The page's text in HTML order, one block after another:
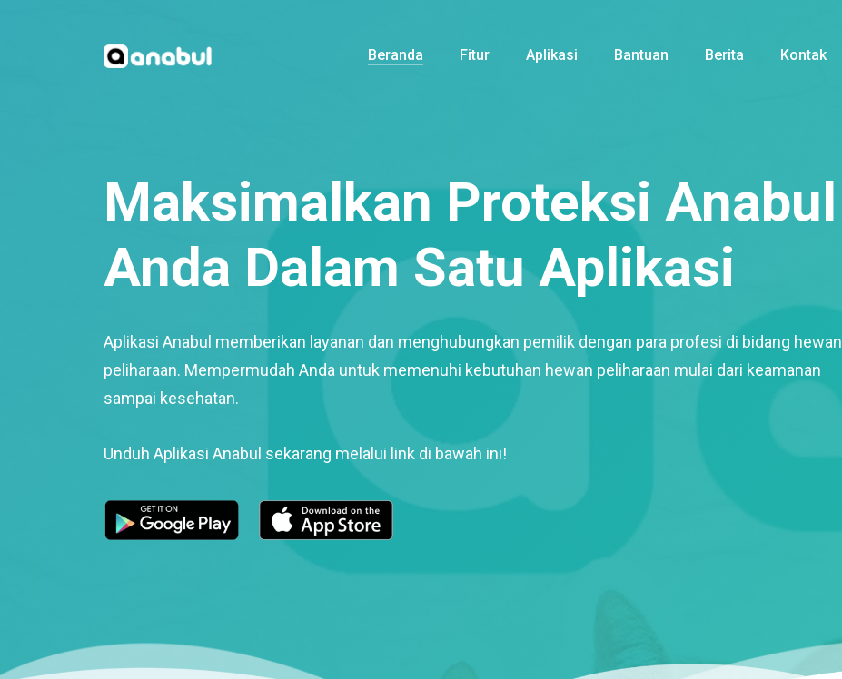
Beranda Fitur Aplikasi Bantuan Berita Kontak
Maksimalkan Proteksi Anabul
Anda Dalam Satu Aplikasi
Aplikasi Anabul memberikan layanan dan menghubungkan pemilik dengan para profesi di bidang hewan
peliharaan. Mempermudah Anda untuk memenuhi kebutuhan hewan peliharaan mulai dari keamanan
sampai kesehatan.
Unduh Aplikasi Anabul sekarang melalui link di bawah ini!